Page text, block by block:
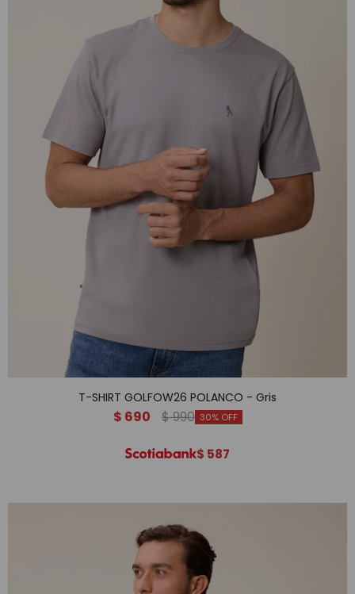
T-SHIRT GOLFOW26 POLANCO - Gris
$ 690 $990 30
$ 587